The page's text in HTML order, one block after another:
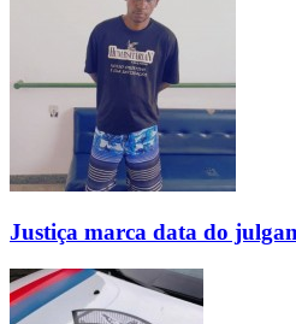
Justiça marca data do